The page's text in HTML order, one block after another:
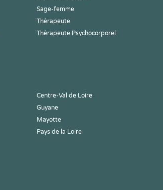
Sage-femme
Thérapeute
Thérapeute Psychocorporel
Centre-Val de Loire
Guyane
Mayotte
Pays de la Loire